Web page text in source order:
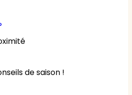
de saison !